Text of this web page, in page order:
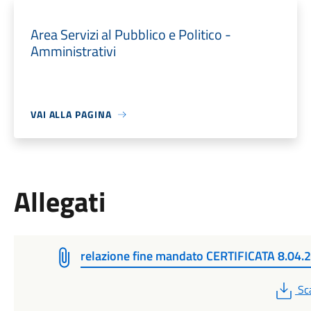
Area Servizi al Pubblico e Politico -
Amministrativi
VAI ALLA PAGINA
Allegati
relazione fine mandato CERTIFICATA